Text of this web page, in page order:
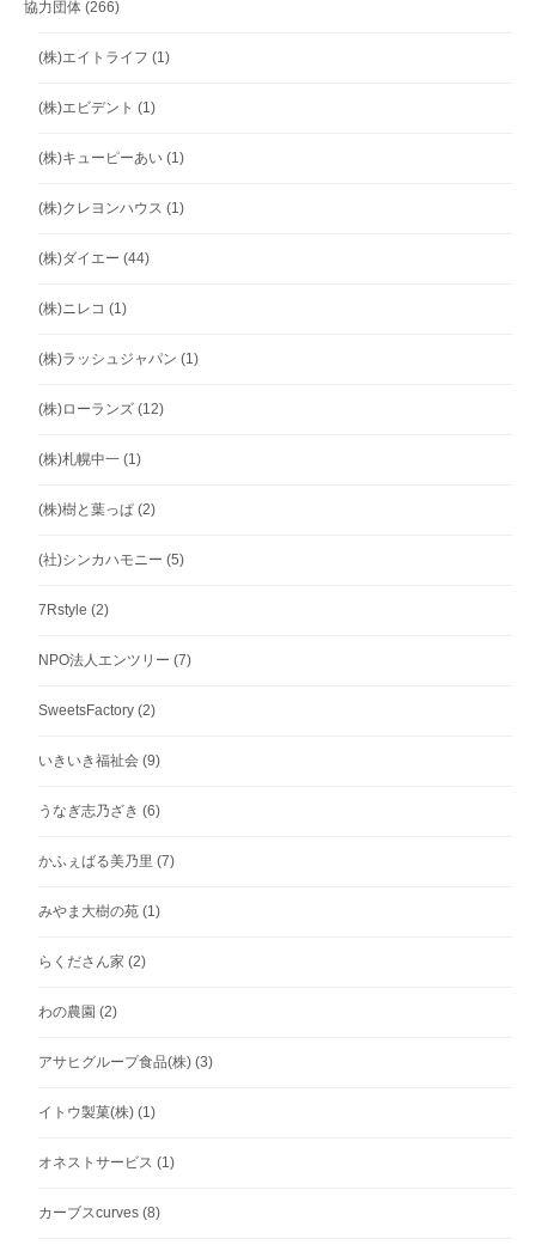
協力団体 (266)
(株)エイトライフ (1)
(株)エビデント (1)
(株)キューピーあい (1)
(株)クレヨンハウス (1)
(株)ダイエー (44)
(株)ニレコ (1)
(株)ラッシュジャパン (1)
(株)ローランズ (12)
(株)札幌中一 (1)
(株)樹と葉っぱ (2)
(社)シンカハモニー (5)
7Rstyle (2)
NPO法人エンツリー (7)
SweetsFactory (2)
いきいき福祉会 (9)
うなぎ志乃ざき (6)
かふぇばる美乃里 (7)
みやま大樹の苑 (1)
らくださん家 (2)
わの農園 (2)
アサヒグループ食品(株) (3)
イトウ製菓(株) (1)
オネストサービス (1)
カーブスcurves (8)